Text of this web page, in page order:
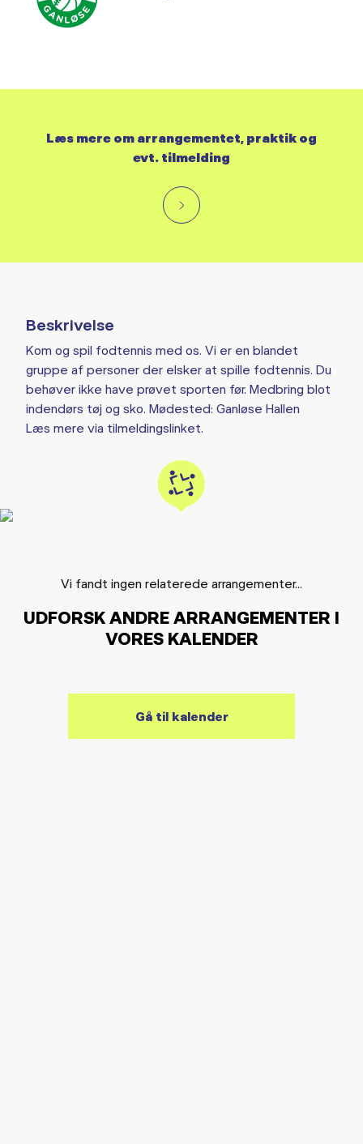
Beskrivelse
Kom og spil fodtennis med os. Vi er en blandet
gruppe af personer der elsker at spille fodtennis. Du
behøver ikke have prøvet sporten før. Medbring blot
indendørs tøj og sko. Mødested: Ganløse Hallen
Læs mere via tilmeldingslinket.
Læs mere om arrangementet, praktik og
evt. tilmelding
Vi fandt ingen relaterede arrangementer...
UDFORSK ANDRE ARRANGEMENTER I
VORES KALENDER
Gå til kalender